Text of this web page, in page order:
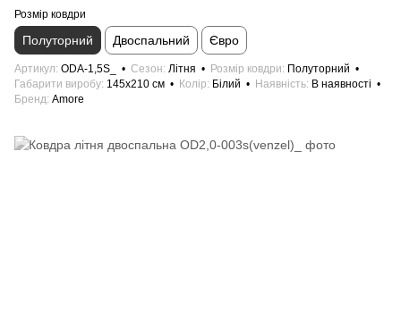
Розмір ковдри
Полуторний Двоспальний Євро
Артикул ODA-1,5S_ Сезон Літня Розмір ковдри
Полуторний
Габарити виробу 145x210 см Колір Білий Наявність В наявності
Бренд Amore